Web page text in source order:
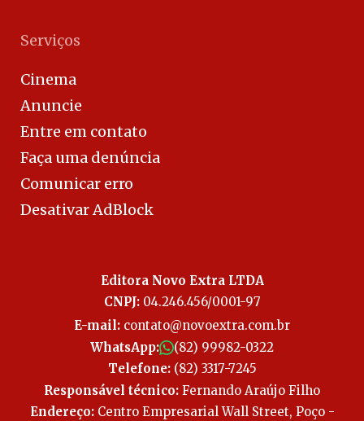
Serviços
Cinema
Anuncie
Entre em contato
Faça uma denúncia
Comunicar erro
Desativar AdBlock
Editora Novo Extra LTDA
CNPJ:04.246.456/0001-97
E-mail: contato@novoextra.com.br
WhatsApp:
(82) 99982-0322
Telefone:(82) 3317-7245
Responsável técnico: Fernando Araújo Filho
Endereço:Centro Empresarial Wall Street, Poço -